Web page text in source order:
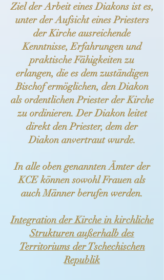
Ziel der Arbeit eines Diakons ist es,
unter der Aufsicht eines Priesters
der Kirche ausreichende
Kenntnisse, Erfahrungen und
praktische Fähigkeiten zu
erlangen, die es dem zuständigen
Bischof ermöglichen, den Diakon
als ordentlichen Priester der Kirche
zu ordinieren. Der Diakon leitet
direkt den Priester, dem der
Diakon anvertraut wurde.
In alle oben genannten Ämter der
KCE können sowohl Frauen als
auch Männer berufen werden.
Integration der Kirche in kirchliche
Strukturen außerhalb des
Territoriums der Tschechischen
Republik